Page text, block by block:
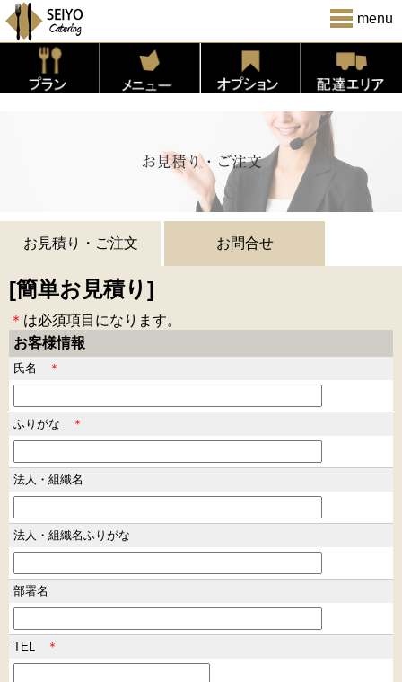
menu
お見積り・ご注文 お問合せ
[簡単お見積り]
＊ は必須項目になります。
お客様情報
氏名 ＊
ふりがな ＊
法人・組織名
法人・組織名ふりがな
部署名
TEL ＊